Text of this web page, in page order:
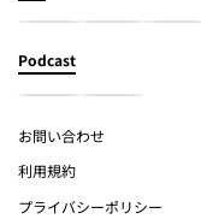
Podcast
お問い合わせ
利用規約
プライバシーポリシー